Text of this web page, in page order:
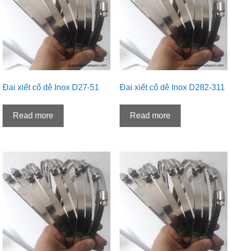
Đai xiết cổ dê Inox D27-51
Read more
Đai xiết cổ dê Inox D282-311
Read more